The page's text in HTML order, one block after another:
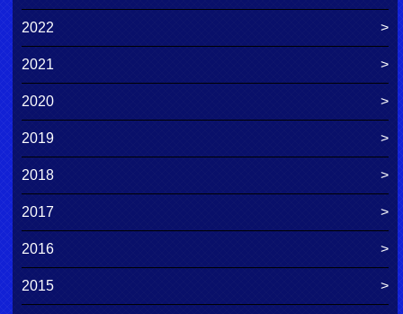
2022
2021
2020
2019
2018
2017
2016
2015